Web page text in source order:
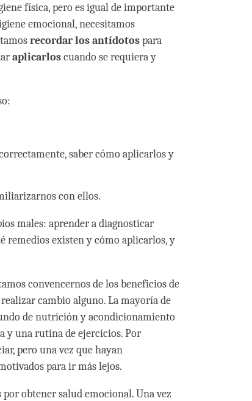
física, pero es igual de importante
emocional, necesitamos
recordar los antídotospara
aplicarloscuando se requiera y
saber cómo aplicarlos y
con ellos.
males: aprender a diagnosticar
remedios existen y cómo aplicarlos, y
convencernos de los beneficios de
cambio alguno. La mayoría de
de nutrición y acondicionamiento
y una rutina de ejercicios. Por
pero una vez que hayan
para ir más lejos.
obtener salud emocional. Una vez